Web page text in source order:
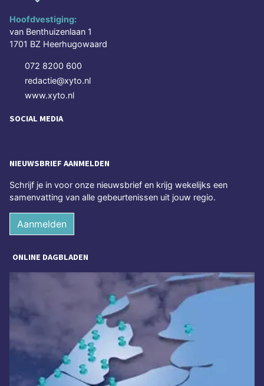
Hoofdvestiging:
van Benthuizenlaan 1
1701 BZ Heerhugowaard
072 8200 600
redactie@xyto.nl
www.xyto.nl
SOCIAL MEDIA
NIEUWSBRIEF AANMELDEN
Schrijf je in voor onze nieuwsbrief en krijg wekelijks een
samenvatting van alle gebeurtenissen uit jouw regio.
Aanmelden
ONLINE DAGBLADEN